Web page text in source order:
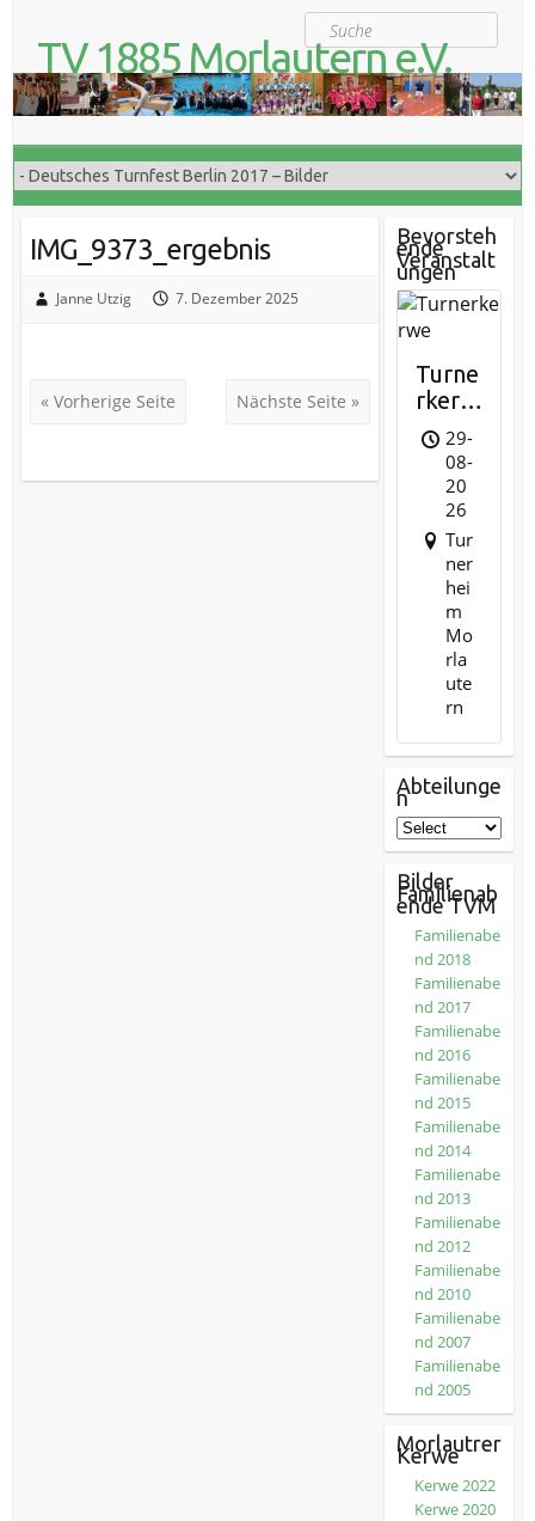
Suche
TV 1885 Morlautern e.V.
Der Turnverein für Jung und Alt
IMG_9373_ergebnis
Janne Utzig 7. Dezember 2025
« Vorherige Seite Nächste Seite »
Bevorsteh
ende
Veranstalt
ungen
Turne
rkerw
e
29-
08-
20
26
Tur
ner
hei
m
Mo
rla
ute
rn
Abteilunge
n
Bilder
Familienab
ende TVM
Familienabe
nd 2018
Familienabe
nd 2017
Familienabe
nd 2016
Familienabe
nd 2015
Familienabe
nd 2014
Familienabe
nd 2013
Familienabe
nd 2012
Familienabe
nd 2010
Familienabe
nd 2007
Familienabe
nd 2005
Morlautrer
Kerwe
Kerwe 2022
Kerwe 2020